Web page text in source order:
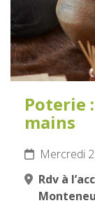
Poterie
mains
Mercredi
Rdv à